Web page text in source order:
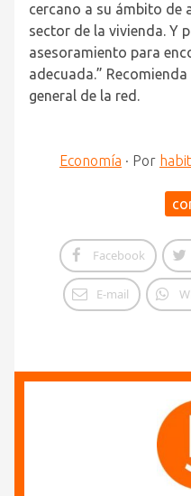
cercano a su ámbito de
sector de la vivienda. Y
asesoramiento para
adecuada.”
general de la red.
Economía · Por
Facebook
E-mail